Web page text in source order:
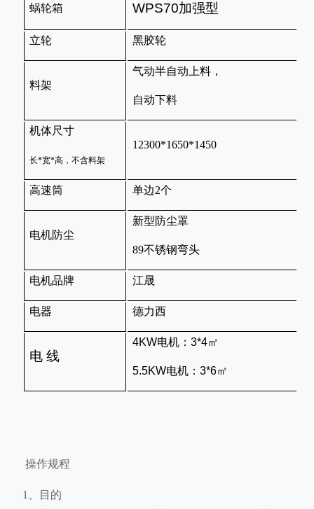
蜗轮箱 WPS70加强型
立轮 黑胶轮
料架
气动半自动上料，
自动下料
机体尺寸
长*宽*高，不含料架
12300*1650*1450
高速筒 单边2个
电机防尘
新型防尘罩
89不锈钢弯头
电机品牌 江晟
电器 德力西
电 线
4KW电机： 3*4㎡
5.5KW电机： 3*6㎡
操作规程
1、目的